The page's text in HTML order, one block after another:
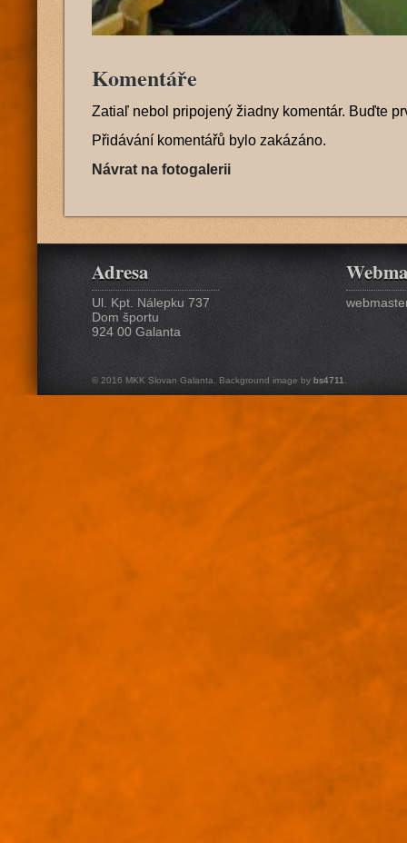
Komentáře
Zatiaľ nebol pripojený žiadny komentár. Buďte
Přidávání komentářů bylo zakázáno.
Návrat na fotogalerii
Adresa
Ul. Kpt. Nálepku 737
Dom športu
924 00 Galanta
© 2016 MKK Slovan Galanta. Background image by bs4711